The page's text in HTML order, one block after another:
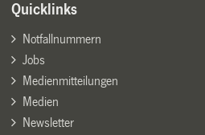
Quicklinks
Notfallnummern
Jobs
Medienmitteilungen
Medien
Newsletter